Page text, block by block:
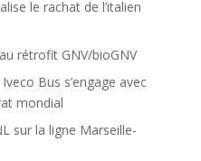
le rachat de l’italien
rétrofit GNV/bioGNV
Bus s’engage avec
mondial
sur la ligne Marseille-